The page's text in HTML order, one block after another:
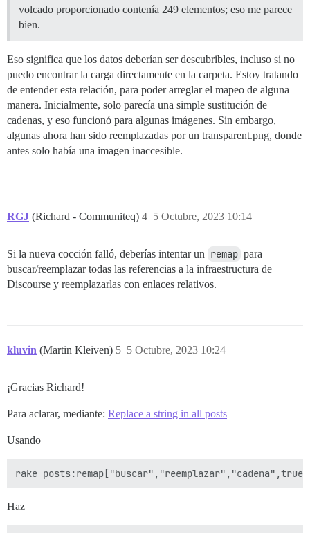
volcado proporcionado contenía 249 elementos; eso me parece
bien.
Eso significa que los datos deberían ser descubribles, incluso si no
puedo encontrar la carga directamente en la carpeta. Estoy tratando
de entender esta relación, para poder arreglar el mapeo de alguna
manera. Inicialmente, solo parecía una simple sustitución de
cadenas, y eso funcionó para algunas imágenes. Sin embargo,
algunas ahora han sido reemplazadas por un transparent.png, donde
antes solo había una imagen inaccesible.
RGJ (Richard - Communiteq) 5 Octubre, 2023 10:14
4
Si la nueva cocción falló, deberías intentar un remap para
buscar/reemplazar todas las referencias a la infraestructura de
Discourse y reemplazarlas con enlaces relativos.
kluvin (Martin Kleiven) 5 Octubre, 2023 10:24
5
¡Gracias Richard!
Para aclarar, mediante: Replace a string in all posts
Usando
Haz